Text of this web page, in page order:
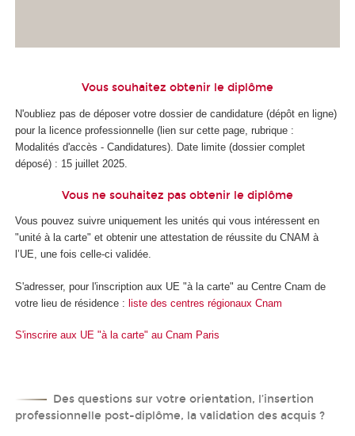
Vous souhaitez obtenir le diplôme
N'oubliez pas de déposer votre dossier de candidature (dépôt en ligne)
pour la licence professionnelle (lien sur cette page, rubrique :
Modalités d'accès - Candidatures). Date limite (dossier complet
déposé) : 15 juillet 2025.
Vous ne souhaitez pas obtenir le diplôme
Vous pouvez suivre uniquement les unités qui vous intéressent en
"unité à la carte" et obtenir une attestation de réussite du CNAM à
l’UE, une fois celle-ci validée.
S'adresser, pour l'inscription aux UE "à la carte" au Centre Cnam de
votre lieu de résidence : liste des centres régionaux Cnam
S'inscrire aux UE "à la carte" au Cnam Paris
Des questions sur votre orientation, l’insertion
professionnelle post-diplôme, la validation des acquis ?